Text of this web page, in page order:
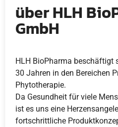
über HLH
GmbH
HLH BioPharma beschäftigt
30 Jahren in den Bereichen
Phytotherapie.
Da Gesundheit für viele
ist es uns eine
fortschrittliche